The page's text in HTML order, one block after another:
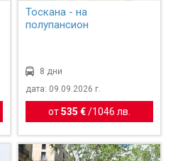
Тоскана - на
полупансион
8 дни
дата: 09.09.2026 г.
от535 €/ 1046 лв.